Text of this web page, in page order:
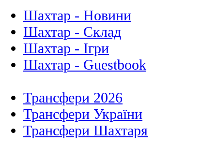
Шахтар - Новини
Шахтар - Склад
Шахтар - Ігри
Шахтар - Guestbook
Трансфери 2026
Трансфери України
Трансфери Шахтаря